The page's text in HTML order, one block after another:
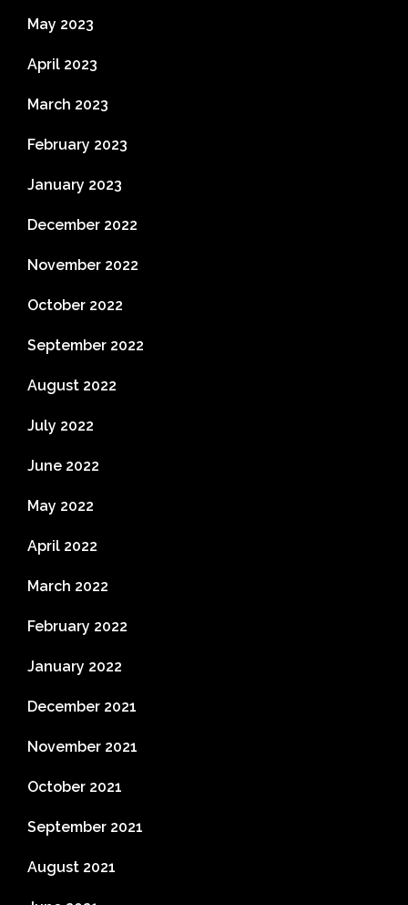
May 2023
April 2023
March 2023
February 2023
January 2023
December 2022
November 2022
October 2022
September 2022
August 2022
July 2022
June 2022
May 2022
April 2022
March 2022
February 2022
January 2022
December 2021
November 2021
October 2021
September 2021
August 2021